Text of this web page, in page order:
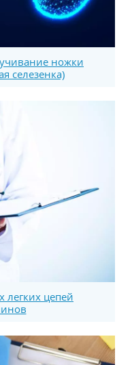
ножки
селезенка)
легких цепей